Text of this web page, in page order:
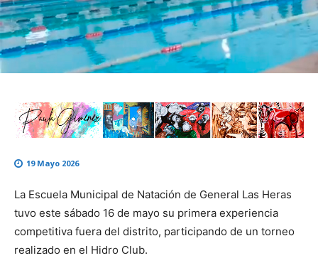
19 Mayo 2026
La Escuela Municipal de Natación de General Las Heras
tuvo este sábado 16 de mayo su primera experiencia
competitiva fuera del distrito, participando de un torneo
realizado en el Hidro Club.